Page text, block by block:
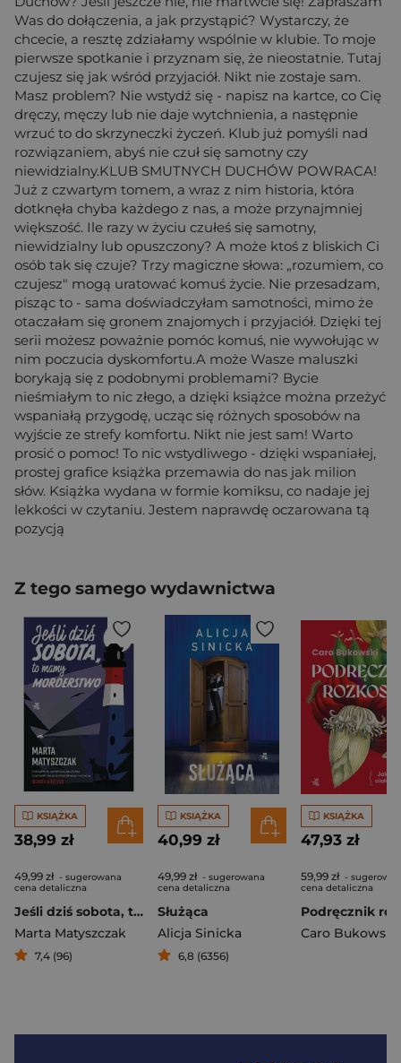
Was do dołączenia, a jak przystąpić? Wystarczy, że
chcecie, a resztę zdziałamy wspólnie w klubie. To moje
pierwsze spotkanie i przyznam się, że nieostatnie. Tutaj
czujesz się jak wśród przyjaciół. Nikt nie zostaje sam.
Masz problem? Nie wstydź się - napisz na kartce, co Cię
dręczy, męczy lub nie daje wytchnienia, a następnie
wrzuć to do skrzyneczki życzeń. Klub już pomyśli nad
rozwiązaniem, abyś nie czuł się samotny czy
niewidzialny.KLUB SMUTNYCH DUCHÓW POWRACA!
Już z czwartym tomem, a wraz z nim historia, która
dotknęła chyba każdego z nas, a może przynajmniej
większość. Ile razy w życiu czułeś się samotny,
niewidzialny lub opuszczony? A może ktoś z bliskich Ci
osób tak się czuje? Trzy magiczne słowa: „rozumiem, co
czujesz" mogą uratować komuś życie. Nie przesadzam,
pisząc to - sama doświadczyłam samotności, mimo że
otaczałam się gronem znajomych i przyjaciół. Dzięki tej
serii możesz poważnie pomóc komuś, nie wywołując w
nim poczucia dyskomfortu.A może Wasze maluszki
borykają się z podobnymi problemami? Bycie
nieśmiałym to nic złego, a dzięki książce można przeżyć
wspaniałą przygodę, ucząc się różnych sposobów na
wyjście ze strefy komfortu. Nikt nie jest sam! Warto
prosić o pomoc! To nic wstydliwego - dzięki wspaniałej,
prostej grafice książka przemawia do nas jak milion
słów. Książka wydana w formie komiksu, co nadaje jej
lekkości w czytaniu. Jestem naprawdę oczarowana tą
pozycją
Z tego samego wydawnictwa
KSIĄŻKA
38,99 zł
49,99 zł - sugerowana
cena detaliczna
Jeśli dziś sobota, to mamy morderstwo
Marta Matyszczak
7,4 (96)
KSIĄŻKA
40,99 zł
49,99 zł - sugerowana
cena detaliczna
Służąca
Alicja Sinicka
6,8 (6356)
KSIĄŻKA
47,93 zł
59,99 zł -
cena detaliczna
Caro Bukowski